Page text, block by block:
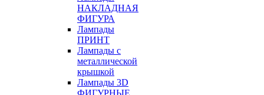
НАКЛАДНАЯ
ФИГУРА
Лампады
ПРИНТ
Лампады с
металлической
крышкой
Лампады 3D
ФИГУРНЫЕ